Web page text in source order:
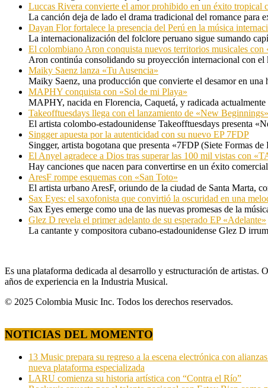
Luccas Rivera convierte el amor prohibido en un éxito tropical
La canción deja de lado el drama tradicional del romance para
Dayan Flor fortalece la presencia del Perú en la música
La internacionalización del folclore peruano sigue sumando
El colombiano Aron conquista nuevos territorios musicales con
Aron continúa consolidando su proyección internacional con
Maiky Saenz lanza «Tu Ausencia»
Maiky Saenz, una producción que convierte el desamor en
MAPHY conquista con «Sol de mi Playa»
MAPHY, nacida en Florencia, Caquetá, y radicada
Takeofftuesdays llega con el lanzamiento de «New Beginnings»
El artista colombo-estadounidense Takeofftuesdays presenta
Singger apuesta por la autenticidad con su nuevo EP 7FDP
Singger, artista bogotana que presenta «7FDP (Siete Formas
El Anyel agradece a Dios tras superar las 100 mil vistas con
Hay canciones que nacen para convertirse en un éxito
AresF rompe esquemas con «San Toto»
El artista urbano AresF, oriundo de la ciudad de Santa Marta,
Sax Eyes: el saxofonista que convirtió la oscuridad en una
Sax Eyes emerge como una de las nuevas promesas de la
Glez D revela el primer adelanto de su esperado EP «Adelante»
La cantante y compositora cubano-estadounidense Glez D
Es una plataforma dedicada al desarrollo y estructuración de
años de experiencia en la Industria Musical.
© 2025 Colombia Music Inc. Todos los derechos reservados.
NOTICIAS DEL MOMENTO
13 Music prepara su regreso a la escena electrónica con
nueva plataforma especializada
LARU comienza su historia artística con “Contra el Río”